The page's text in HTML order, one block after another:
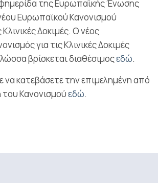
της Ευρωπαϊκής Ένωσης
Ευρωπαϊκού Κανονισμού
Δοκιμές. Ο νέος
για τις Κλινικές Δοκιμές
βρίσκεται διαθέσιμοςεδώ.
να κατεβάσετε την επιμελημένη από
Κανονισμούεδώ.